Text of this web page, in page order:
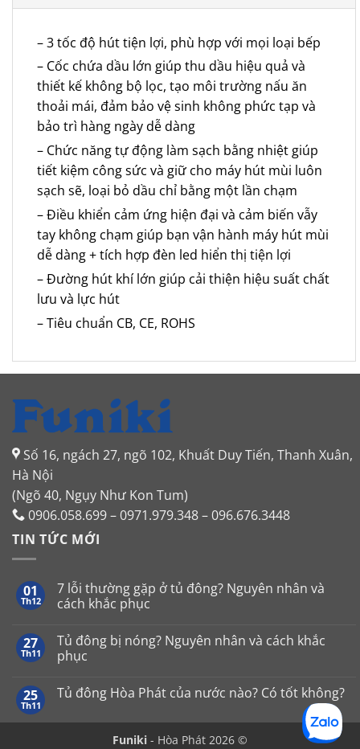
– 3 tốc độ hút tiện lợi, phù hợp với mọi loại bếp
– Cốc chứa dầu lớn giúp thu dầu hiệu quả và
thiết kế không bộ lọc, tạo môi trường nấu ăn
thoải mái, đảm bảo vệ sinh không phức tạp và
bảo trì hàng ngày dễ dàng
– Chức năng tự động làm sạch bằng nhiệt giúp
tiết kiệm công sức và giữ cho máy hút mùi luôn
sạch sẽ, loại bỏ dầu chỉ bằng một lần chạm
– Điều khiển cảm ứng hiện đại và cảm biến vẫy
tay không chạm giúp bạn vận hành máy hút mùi
dễ dàng + tích hợp đèn led hiển thị tiện lợi
– Đường hút khí lớn giúp cải thiện hiệu suất chất
lưu và lực hút
– Tiêu chuẩn CB, CE, ROHS
Số 16, ngách 27, ngõ 102, Khuất Duy Tiến, Thanh Xuân,
Hà Nội
(Ngõ 40, Ngụy Như Kon Tum)
0906.058.699 – 0971.979.348 – 096.676.3448
TIN TỨC MỚI
01
Th12
7 lỗi thường gặp ở tủ đông? Nguyên nhân và
cách khắc phục
bình
luận
ở
thường
tủ
27
Th11
Tủ đông bị nóng? Nguyên nhân và cách khắc
phục
bình
Tủ
25
Th11
Tủ đông Hòa Phát của nước nào? Có tốt không?
có
Funiki - Hòa Phát 2026 ©